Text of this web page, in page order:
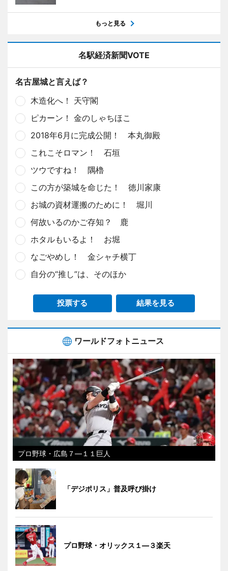
もっと見る
名駅経済新聞VOTE
名古屋城と言えば？
木造化へ！ 天守閣
ピカーン！ 金のしゃちほこ
2018年6月に完成公開！ 本丸御殿
これこそロマン！ 石垣
ツウですね！ 隅櫓
この方が築城を命じた！ 徳川家康
お城の資材運搬のために！ 堀川
何故いるのかご存知？ 鹿
ホタルもいるよ！ お堀
なごやめし！ 金シャチ横丁
自分の“推し”は、そのほか
投票する 結果を見る
ワールドフォトニュース
プロ野球・広島７―１１巨人
「デジポリス」普及呼び掛け
プロ野球・オリックス１―３楽天